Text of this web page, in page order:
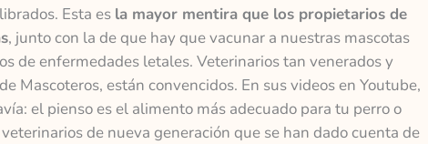
Esta es la mayor mentira que los propietarios de
, junto con la de que hay que vacunar a nuestras mascotas
de enfermedades letales. Veterinarios tan venerados y
Mascoteros, están convencidos. En sus videos en Youtube,
el pienso es el alimento más adecuado para tu perro o
de nueva generación que se han dado cuenta de